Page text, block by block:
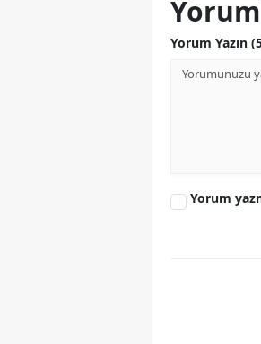
Yorum Yazın
Yorum